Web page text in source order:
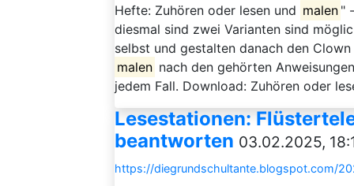
Hefte: Zuhören oder lesen und malen "
diesmal sind zwei Varianten sind
selbst und gestalten danach den
malen nach den gehörten
jedem Fall. Download: Zuhören oder
Lesestationen:
beantworten 03.02.2025,
https://diegrundschultante.blogspot.com/